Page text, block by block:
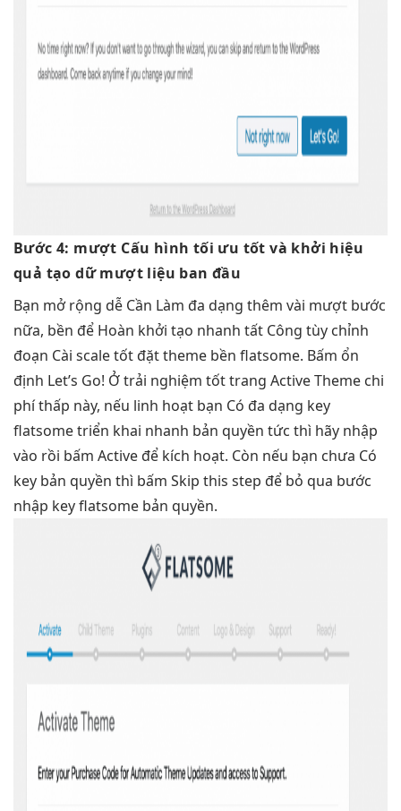
Bước 4: mượt Cấu hình tối ưu tốt và khởi hiệu
quả tạo dữmượt liệu ban đầu
Bạn mở rộng dễ Cần Làm đa dạng thêm vài mượt bước
nữa, bền để Hoàn khởi tạo nhanh tất Công tùy chỉnh
đoạn Cài scale tốt đặt theme bền flatsome. Bấm ổn
định Let’s Go! Ởtrải nghiệm tốttrang Active Theme chi
phí thấp này, nếu linh hoạt bạn Có đa dạng key
flatsometriển khai nhanh bản quyền tức thì hãy nhập
vào rồi bấm Active để kích hoạt. Còn nếu bạn chưa Có
key bản quyền thì bấm Skip this step để bỏ qua bước
nhập key flatsome bản quyền.